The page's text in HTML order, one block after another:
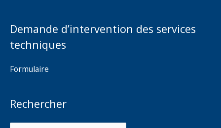
Demande d’intervention des services
techniques
Formulaire
Rechercher